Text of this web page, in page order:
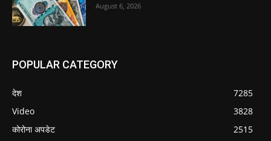
August 6, 2026
POPULAR CATEGORY
देश
7285
Video
3828
कोरोना अपडेट
2515